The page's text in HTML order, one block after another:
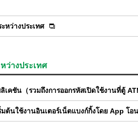
หว่างประเทศ
ว่างประเทศ
เคชัน（รวมถึงการออกรหัสเปิดใช้งานที่ตู้
ต้นใช้งานอินเตอร์เน็ตแบงก์กิ้งโดย App โอน